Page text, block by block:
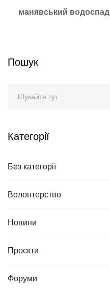
манявський водоспад
Пошук
Категорії
Без категорії
Волонтерство
Новини
Проєкти
Форуми